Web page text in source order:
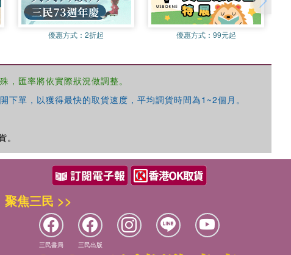
優惠方式：2折起 優惠方式：99元起
匯率將依實際狀況做調整。
單，以獲得最快的取貨速度，平均調貨時間為1~2個月。
聚焦三民 >>
三民書局 三民出版